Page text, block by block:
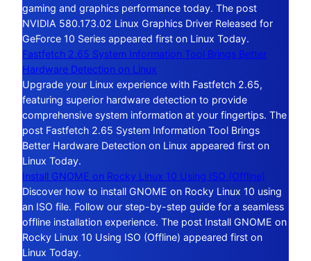
gaming and graphics performance today. The post
NVIDIA 580.173.02 Linux Graphics Driver Released for
GeForce 10 Series appeared first on Linux Today.
Fastfetch 2.65 System Information Tool Brings Better
Hardware Detection on Linux
Upgrade your Linux experience with Fastfetch 2.65,
featuring superior hardware detection to provide
comprehensive system information at your fingertips. The
post Fastfetch 2.65 System Information Tool Brings
Better Hardware Detection on Linux appeared first on
Linux Today.
Install GNOME on Rocky Linux 10 Using ISO (Offline)
Discover how to install GNOME on Rocky Linux 10 using
an ISO file. Follow our step-by-step guide for a seamless
offline installation experience. The post Install GNOME on
Rocky Linux 10 Using ISO (Offline) appeared first on
Linux Today.